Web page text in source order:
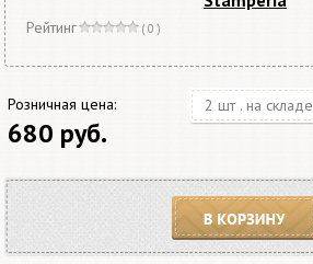
Рейтинг ( 0 )
Розничная цена:
680 руб.
2 шт . на складе
В корзину